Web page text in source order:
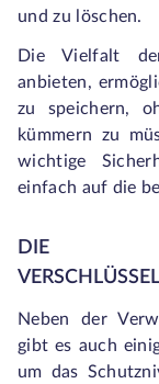
und zu löschen.
Die Vielfalt
anbieten,
zu speichern,
kümmern zu
wichtige
einfach auf die
DIE
Neben der
gibt es auch
um das